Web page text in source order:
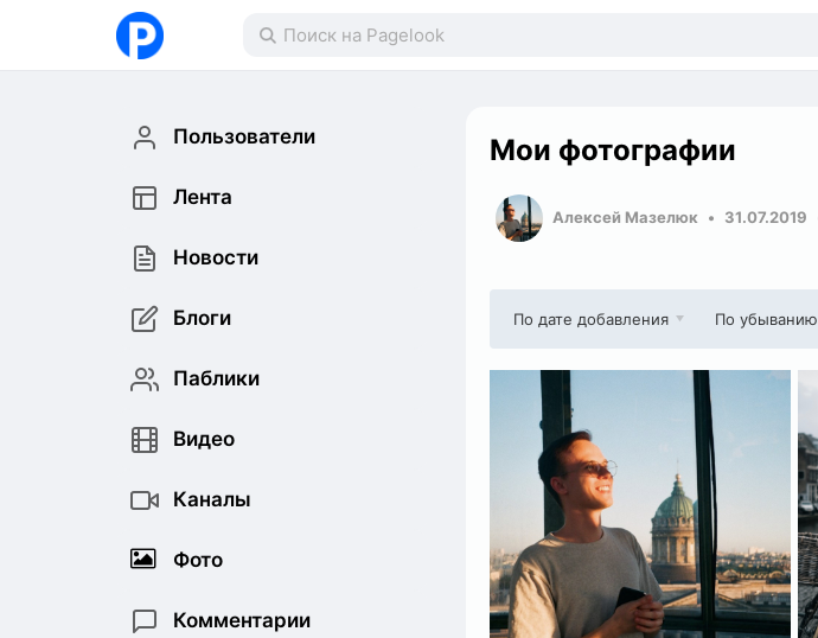
Пользователи
Лента
Новости
Блоги
Паблики
Видео
Каналы
Фото
Комментарии
Мои фотографии
Алексей Мазелюк 31.07.2019
По дате добавления По убыванию